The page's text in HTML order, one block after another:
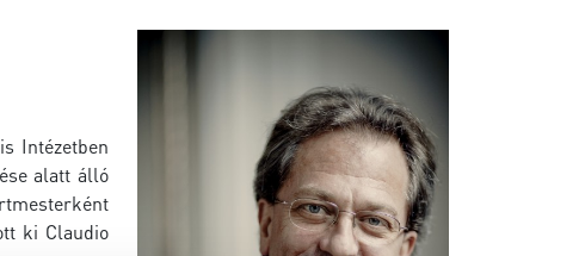
Intézetben
alatt álló
ki Claudio